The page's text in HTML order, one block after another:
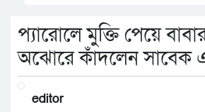
প্যারোলে মুক্তি পেয়ে
অঝোরে কাঁদলেন সাবেক
editor